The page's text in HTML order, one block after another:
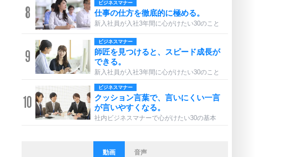
8
ビジネスマナー
仕事の仕方を徹底的に極める。
新入社員が入社3年間に心がけたい30のこと
9
ビジネスマナー
師匠を見つけると、スピード成長が
できる。
新入社員が入社3年間に心がけたい30のこと
10
ビジネスマナー
クッション言葉で、言いにくい一言
が言いやすくなる。
社内ビジネスマナーで心がけたい30の基本
ストレス対策
動画 音声